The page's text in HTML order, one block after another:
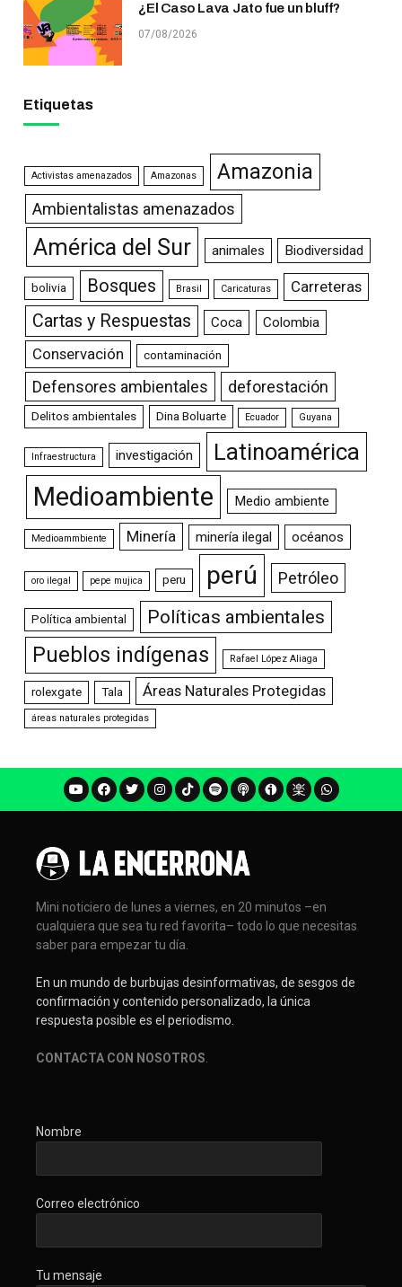
¿El Caso Lava Jato fue un bluff?
07/08/2026
Etiquetas
Activistas amenazados Amazonas Amazonia
Ambientalistas amenazados
América del Sur animales Biodiversidad
bolivia Bosques Brasil Caricaturas Carreteras
Cartas y Respuestas Coca Colombia
Conservación contaminación
Defensores ambientales deforestación
Delitos ambientales Dina Boluarte Ecuador Guyana
Infraestructura investigación Latinoamérica
Medioambiente Medio ambiente
Medioammbiente Minería minería ilegal océanos
oro ilegal pepe mujica peru perú Petróleo
Política ambiental Políticas ambientales
Pueblos indígenas Rafael López Aliaga
rolexgate Tala Áreas Naturales Protegidas
áreas naturales protegidas
Mini noticiero de lunes a viernes, en 20 minutos –en
cualquiera que sea tu red favorita– todo lo que necesitas
saber para empezar tu día.
En un mundo de burbujas desinformativas, de sesgos de
confirmación y contenido personalizado, la única
respuesta posible es el periodismo.
CONTACTA CON NOSOTROS
Nombre
Correo electrónico
Tu mensaje